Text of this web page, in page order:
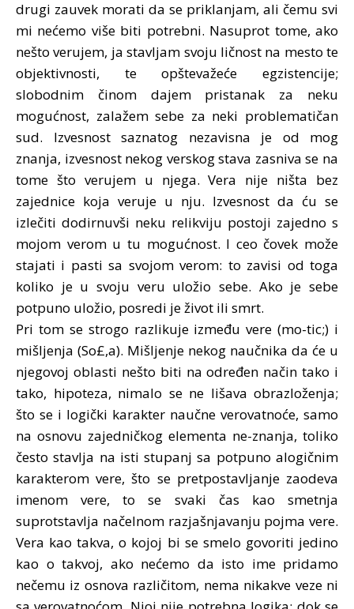
drugi zauvek morati da se priklanjam, ali čemu svi
mi nećemo više biti potrebni. Nasuprot tome, ako
nešto verujem, ja stavljam svoju ličnost na mesto te
objektivnosti, te opštevažeće egzistencije;
slobodnim činom dajem pristanak za neku
mogućnost, zalažem sebe za neki problematičan
sud. Izvesnost saznatog nezavisna je od mog
znanja, izvesnost nekog verskog stava zasniva se na
tome što verujem u njega. Vera nije ništa bez
zajednice koja veruje u nju. Izvesnost da ću se
izlečiti dodirnuvši neku relikviju postoji zajedno s
mojom verom u tu mogućnost. I ceo čovek može
stajati i pasti sa svojom verom: to zavisi od toga
koliko je u svoju veru uložio sebe. Ako je sebe
potpuno uložio, posredi je život ili smrt.
Pri tom se strogo razlikuje između vere (mo-tic;) i
mišljenja (So£,a). Mišljenje nekog naučnika da će u
njegovoj oblasti nešto biti na određen način tako i
tako, hipoteza, nimalo se ne lišava obrazloženja;
što se i logički karakter naučne verovatnoće, samo
na osnovu zajedničkog elementa ne-znanja, toliko
često stavlja na isti stupanj sa potpuno alogičnim
karakterom vere, što se pretpostavljanje zaodeva
imenom vere, to se svaki čas kao smetnja
suprotstavlja načelnom razjašnjavanju pojma vere.
Vera kao takva, o kojoj bi se smelo govoriti jedino
kao o takvoj, ako nećemo da isto ime pridamo
nečemu iz osnova različitom, nema nikakve veze ni